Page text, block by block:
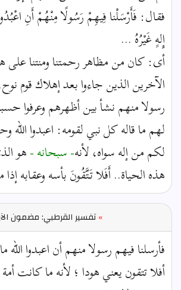
فقال: فَأَرْسَلْنا فِيهِمْ رَسُولًا مِنْهُمْ أَنِ
إِلهٍ غَيْرُهُ ...
أى: كان من مظاهر رحمتنا ومنتنا على
الآخرين الذين جاءوا بعد إهلاك قوم
رسولا منهم نشأ بين أظهرهم وعرفوا
لهم ما قاله كل نبي لقومه: اعبدوا
لكم من إله سواه، لأنه- سبحانه -هو
هذه الحياة.. أَفَلا تَتَّقُونَ بأسه وعقابه
» تفسير القرطبي: مضمون
فأرسلنا فيهم رسولا منهم أن اعبدوا
أفلا تتقون يعني هودا ؛ لأنه ما كانت